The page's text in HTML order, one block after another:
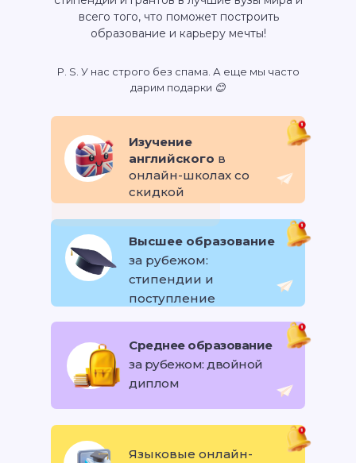
Изучение
английского в
онлайн-школах со
скидкой
всего того, что поможет построить
образование и карьеру мечты!
P. S. У нас строго без спама. А еще мы часто
дарим подарки 😊
Высшее образование
за рубежом:
стипендии и
поступление
Среднее образование
за рубежом: двойной
диплом
Языковые онлайн-